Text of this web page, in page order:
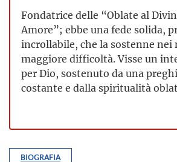
Fondatrice delle “Oblate al
Amore”; ebbe una fede solida,
incrollabile, che la sostenne nei
maggiore difficoltà. Visse un
per Dio, sostenuto da una
costante e dalla spiritualità
BIOGRAFIA